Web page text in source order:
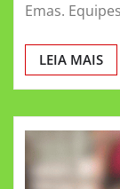
Emas.
LEIA MAIS